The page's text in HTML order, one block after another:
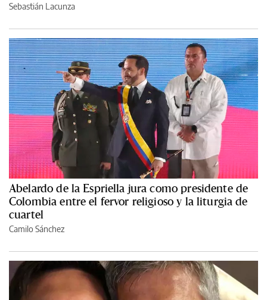
Sebastián Lacunza
Abelardo de la Espriella jura como presidente de
Colombia entre el fervor religioso y la liturgia de
cuartel
Camilo Sánchez